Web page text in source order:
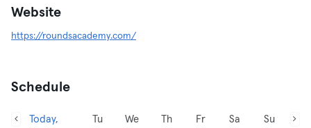
Website
https://roundsacademy.com/
Schedule
Today,
Tu
We
Th
Fr
Sa
Su